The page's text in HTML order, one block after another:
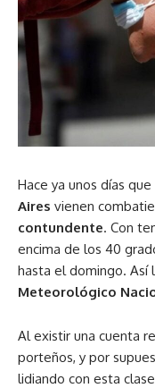
Hace ya unos días
Aires vienen
contundente. Con
encima de los 40
hasta el domingo. Así
Meteorológico
Al existir una cuenta
porteños, y por
lidiando con esta